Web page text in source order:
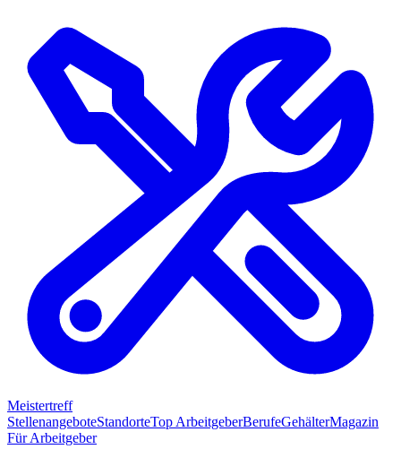
Meistertreff
StellenangeboteStandorteTop ArbeitgeberBerufeGehälterMagazin
Für Arbeitgeber